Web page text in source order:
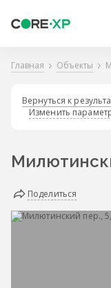
Главная Объекты
Вернуться к
Изменить
Поделиться